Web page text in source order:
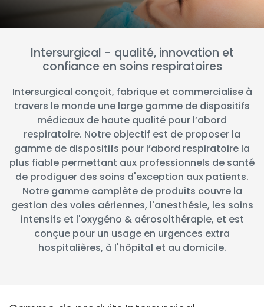
España
France
International English
Intersurgical - qualité, innovation et
confiance en soins respiratoires
Intersurgical conçoit, fabrique et commercialise à
travers le monde une large gamme de dispositifs
médicaux de haute qualité pour l’abord
respiratoire. Notre objectif est de proposer la
gamme de dispositifs pour l’abord respiratoire la
plus fiable permettant aux professionnels de santé
de prodiguer des soins d'exception aux patients.
Notre gamme complète de produits couvre la
gestion des voies aériennes, l'anesthésie, les soins
intensifs et l'oxygéno & aérosolthérapie, et est
conçue pour un usage en urgences extra
hospitalières, à l'hôpital et au domicile.